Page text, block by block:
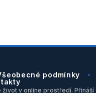
podmínky
v online prostředí. Přináší